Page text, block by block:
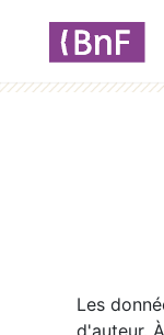
Les
d'auteur.